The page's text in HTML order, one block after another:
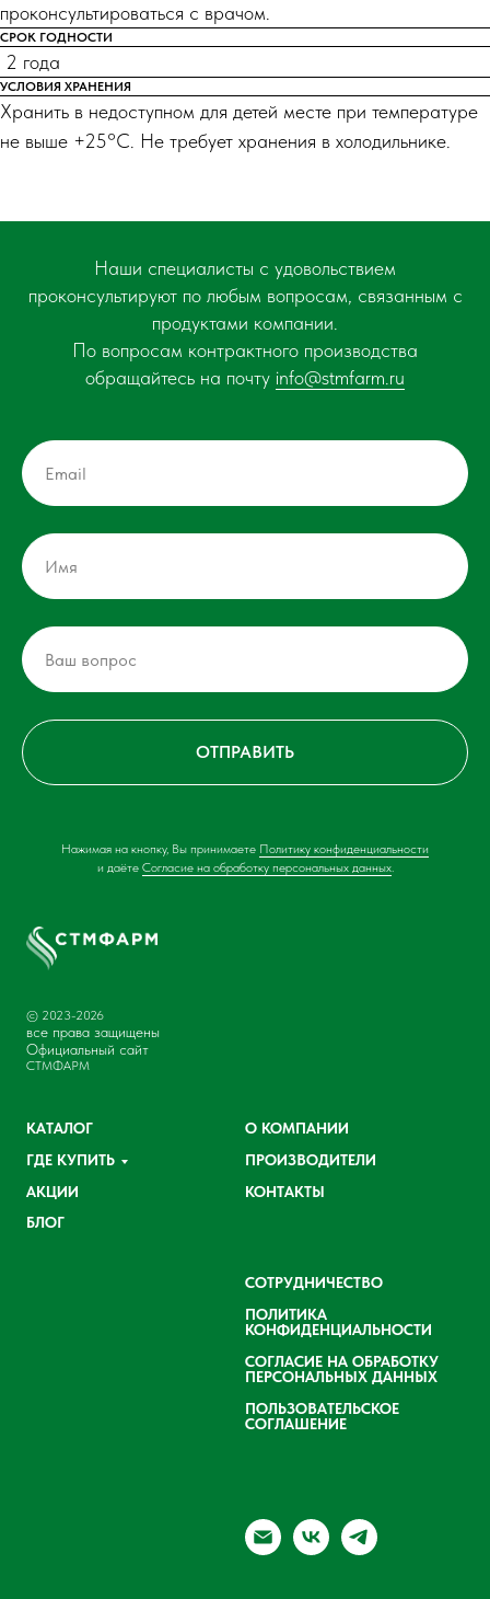
проконсультироваться с врачом.
СРОК ГОДНОСТИ
2 года
УСЛОВИЯ ХРАНЕНИЯ
Хранить в недоступном для детей месте при температуре
не выше +25°С. Не требует хранения в холодильнике.
Наши специалисты с удовольствием
проконсультируют по любым вопросам, связанным с
продуктами компании.
По вопросам контрактного производства
обращайтесь на почту info@stmfarm.ru
ОТПРАВИТЬ
Нажимая на кнопку, Вы принимаете Политику конфиденциальности
и даёте Согласие на обработку персональных данных.
© 2023-2026
все права защищены
Официальный сайт
СТМФАРМ
КАТАЛОГ
ГДЕ КУПИТЬ
АКЦИИ
БЛОГ
О КОМПАНИИ
ПРОИЗВОДИТЕЛИ
КОНТАКТЫ
СОТРУДНИЧЕСТВО
ПОЛИТИКА
КОНФИДЕНЦИАЛЬНОСТИ
СОГЛАСИЕ НА ОБРАБОТКУ
ПЕРСОНАЛЬНЫХ ДАННЫХ
ПОЛЬЗОВАТЕЛЬСКОЕ
СОГЛАШЕНИЕ